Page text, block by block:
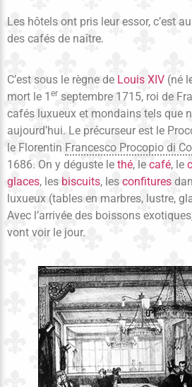
Les hôtels ont pris leur essor, c’est
des cafés de naître.
C’est sous le règne de Louis XIV (né
mort le 1 er septembre 1715, roi de
cafés luxueux et mondains tels que
aujourd’hui. Le précurseur est le
le Florentin Francesco Procopio di
1686. On y déguste le thé, le café, le
glaces, les biscuits, les confitures
luxueux (tables en marbres, lustre,
Avec l’arrivée des boissons
vont voir le jour.